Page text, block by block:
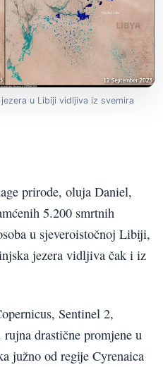
u Libiji vidljiva iz svemira
prirode, oluja Daniel,
5.200 smrtnih
u sjeveroistočnoj Libiji,
jezera vidljiva čak i iz
Sentinel 2,
drastične promjene u
južno od regije Cyrenaica